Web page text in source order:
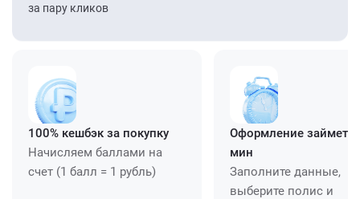
за пару кликов
100% кешбэк за покупку
Начисляем баллами на
счет (1 балл = 1 рубль)
Оформление займет
мин
Заполните данные,
выберите полис и